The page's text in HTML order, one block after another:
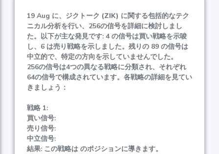
19 Aug に、 ジクトーク (ZIK) に関する包括的なテク
ニカル分析を行い、256の信号を詳細に検討しまし
た。以下が主な発見です: 4 の信号は買い戦略を示唆
し、6 は売り戦略を示しました。残りの 89 の信号は
中立的で、特定の方向を示していませんでした。
256の信号は4つの異なる戦略に分類され、それぞれ
64の信号で構成されています。各戦略の詳細を見てい
きましょう：
戦略 1:
買い信号:
売り信号:
中立信号:
結果: この戦略は のポジションに導きます。